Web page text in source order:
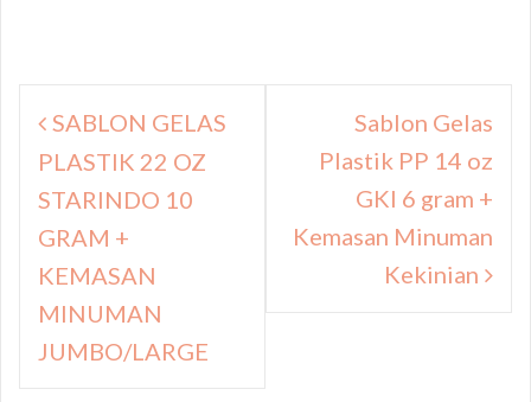
Navigasi
pos
SABLON GELAS
PLASTIK 22 OZ
STARINDO 10
GRAM +
KEMASAN
MINUMAN
JUMBO/LARGE
Sablon Gelas
Plastik PP 14 oz
GKI 6 gram +
Kemasan Minuman
Kekinian